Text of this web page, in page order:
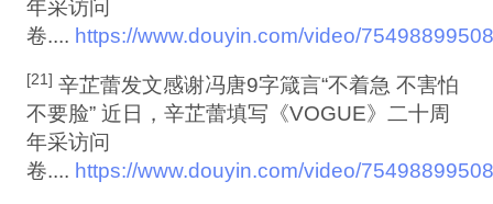
年采访问
卷.... https://www.douyin.com/video/
[21] 辛芷蕾发文感谢冯唐9字箴言“不着急 不害怕
不要脸” 近日，辛芷蕾填写《VOGUE》二十周
年采访问
卷.... https://www.douyin.com/video/